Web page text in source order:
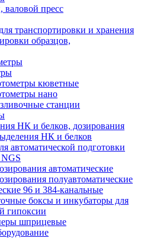
пресс
транспортировки и хранения
образцов,
кюветные
нано
станции
НК и белков, дозирования
НК и белков
автоматической подготовки
автоматические
полуавтоматические
96 и 384-канальные
боксы и инкубаторы для
гипоксии
шприцевые